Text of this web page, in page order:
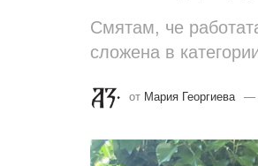
Смятам, че
сложена в
от Мария Георгиева